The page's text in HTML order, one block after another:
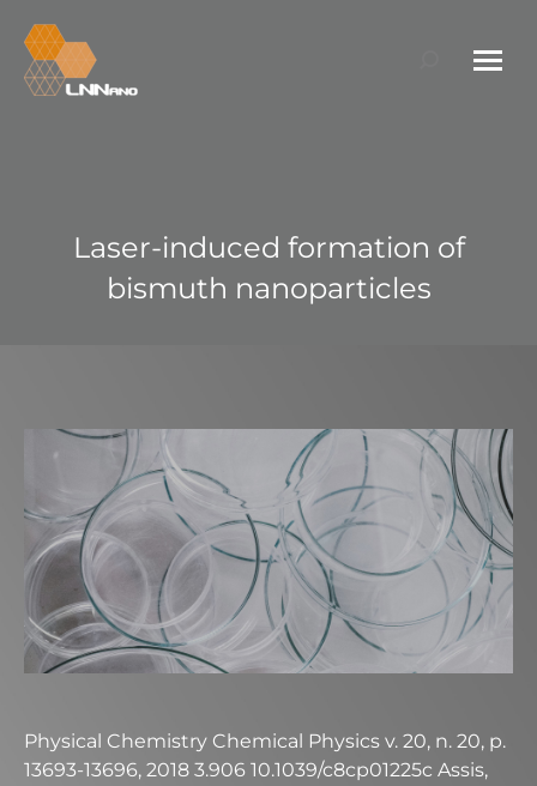
Search:
Laser-induced formation of
bismuth nanoparticles
Physical Chemistry Chemical Physics v. 20, n. 20, p.
13693-13696, 2018 3.906 10.1039/c8cp01225c Assis,